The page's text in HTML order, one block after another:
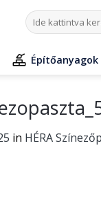
Keresés
a
Építőanyagok
in HÉRA